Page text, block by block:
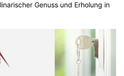
Genuss und Erholung in